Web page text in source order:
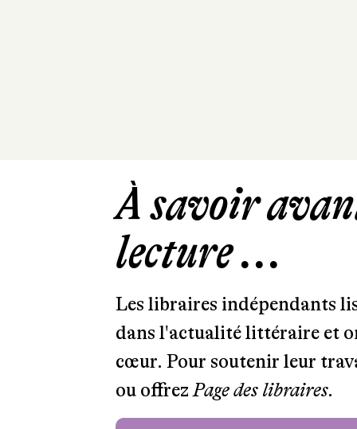
À savoir
lecture ...
Les libraires indépendants
dans l'actualité littéraire et
cœur. Pour soutenir leur
ou offrezPage des libraires.